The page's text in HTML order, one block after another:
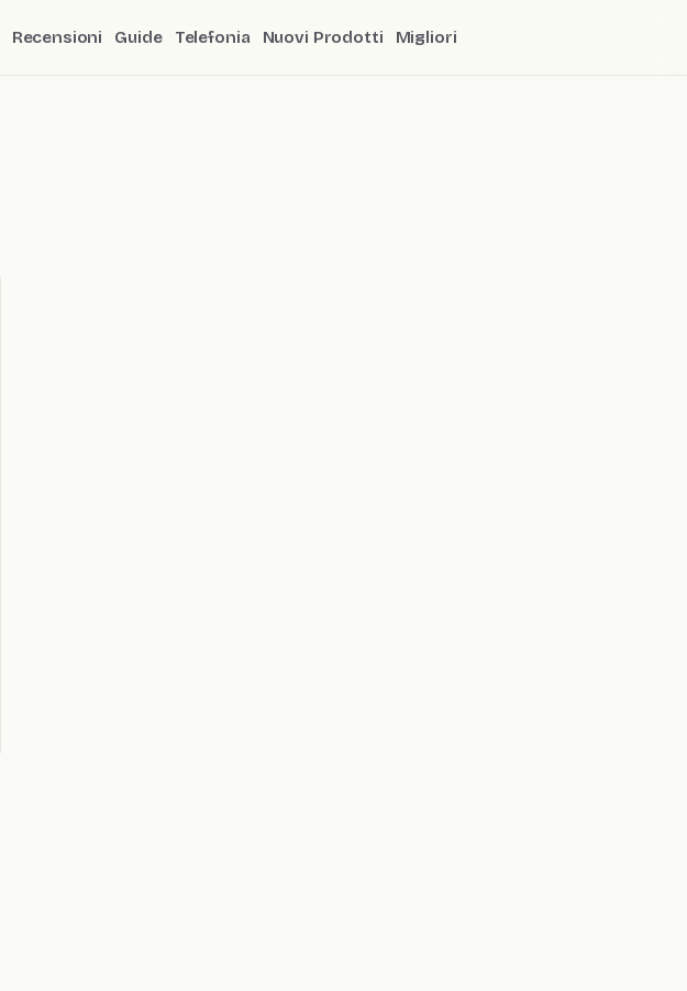
Recensioni Guide Telefonia Nuovi Prodotti Migliori